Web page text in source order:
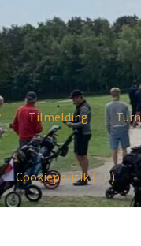
Tilmelding
Cookiepolitik (EU)